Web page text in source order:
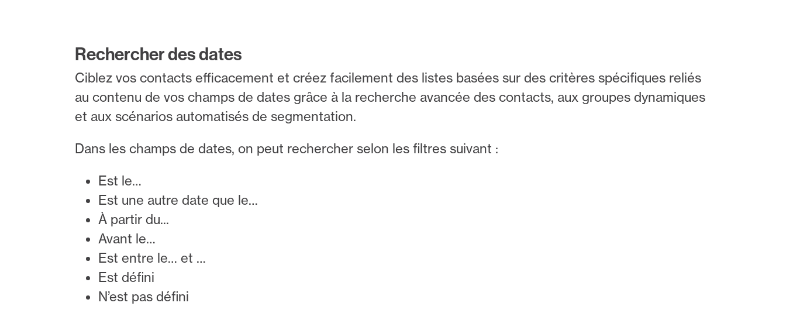
Rechercher des dates
Ciblez vos contacts efficacement et créez facilement des listes basées sur des critères spécifiques reliés
au contenu de vos champs de dates grâce à la recherche avancée des contacts, aux groupes dynamiques
et aux scénarios automatisés de segmentation.
Dans les champs de dates, on peut rechercher selon les filtres suivant :
Est le…
Est une autre date que le…
À partir du...
Avant le…
Est entre le… et …
Est défini
N’est pas défini